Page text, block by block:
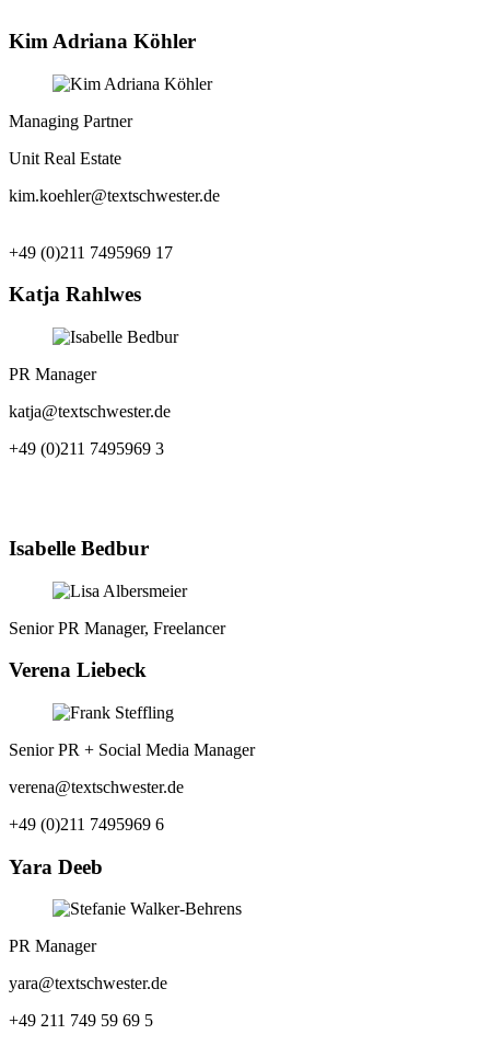
Kim Adriana Köhler
Managing Partner
Unit Real Estate
kim.koehler@textschwester.de
+49 (0)211 7495969 17
Katja Rahlwes
PR Manager
katja@textschwester.de
+49 (0)211 7495969 3
Isabelle Bedbur
Senior PR Manager, Freelancer
Verena Liebeck
Senior PR + Social Media Manager
verena@textschwester.de
+49 (0)211 7495969 6
Yara Deeb
PR Manager
yara@textschwester.de
+49 211 749 59 69 5